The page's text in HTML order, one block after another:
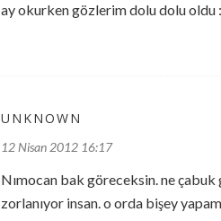
ay okurken gözlerim dolu dolu oldu
UNKNOWN
12 Nisan 2012 16:17
Nımocan bak göreceksin. ne çabuk
zorlanıyor insan. o orda bişey